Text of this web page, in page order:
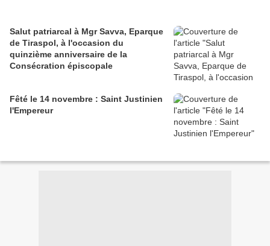
Salut patriarcal à Mgr Savva, Eparque
de Tiraspol, à l'occasion du
quinzième anniversaire de la
Consécration épiscopale
Fêté le 14 novembre : Saint Justinien
l'Empereur